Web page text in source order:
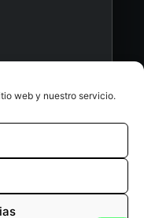
web y nuestro servicio.
reservados. |
generales